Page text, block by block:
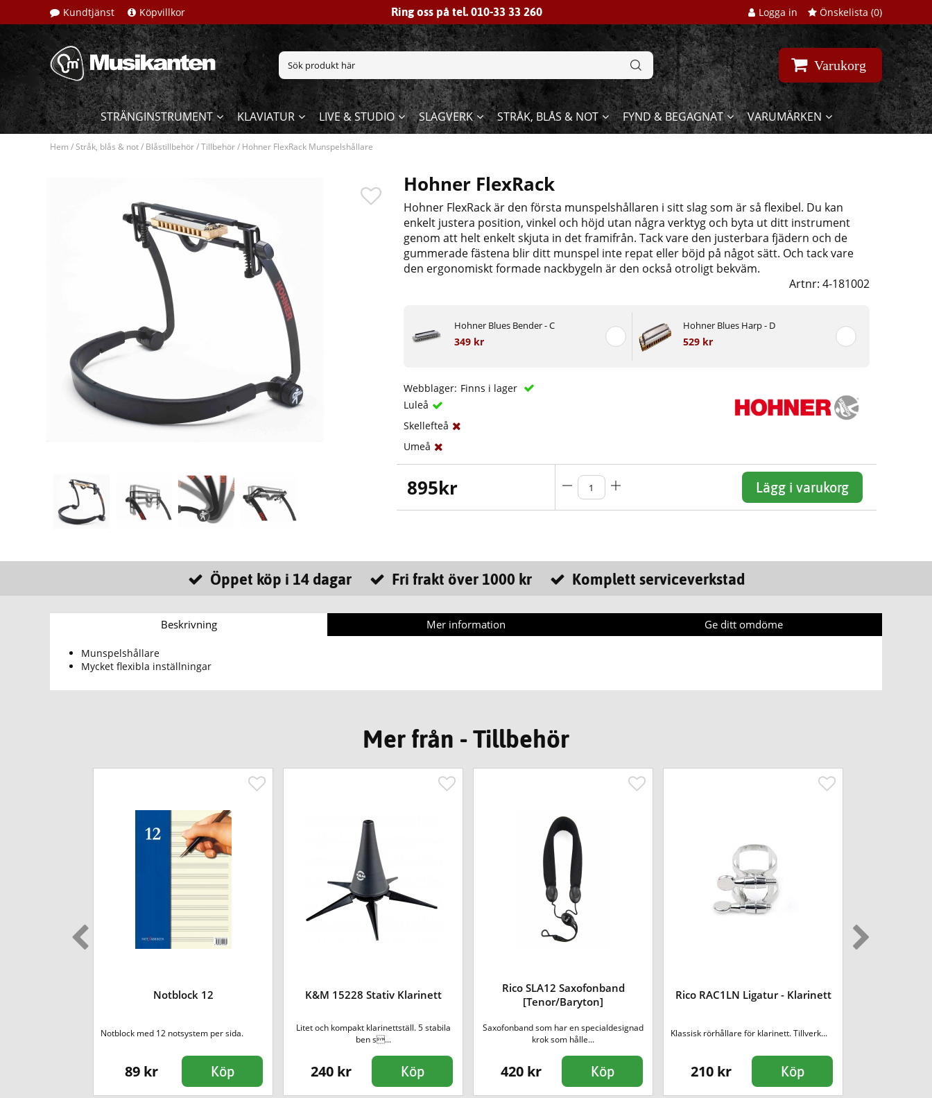
Kundtjänst Köpvillkor Ring oss på tel. 010-33 33 260 Logga in Önskelista (0)
Varukorg
STRÄNGINSTRUMENT KLAVIATUR LIVE & STUDIO SLAGVERK STRÅK, BLÅS & NOT FYND & BEGAGNAT VARUMÄRKEN
Hem /Stråk, blås & not/ Blåstillbehör/Tillbehör/ Hohner FlexRack Munspelshållare
Hohner FlexRack
Hohner FlexRack är den första munspelshållaren i sitt slag som är så flexibel. Du kan
enkelt justera position, vinkel och höjd utan några verktyg och byta ut ditt instrument
genom att helt enkelt skjuta in det framifrån. Tack vare den justerbara fjädern och de
gummerade fästena blir ditt munspel inte repat eller böjd på något sätt. Och tack vare
den ergonomiskt formade nackbygeln är den också otroligt bekväm.
Artnr: 4-181002
Hohner Blues Bender - C
349 kr
Hohner Blues Harp - D
529 kr
Webblager: Finns i lager
Luleå
Skellefteå
Umeå
895kr Lägg i varukorg
Öppet köp i 14 dagar Fri frakt över 1000 kr Komplett serviceverkstad
Beskrivning Mer information Ge ditt omdöme
Munspelshållare
Mycket flexibla inställningar
Mer från - Tillbehör
Notblock 12
Notblock med 12 notsystem per sida.
89 kr Köp
K&M 15228 Stativ Klarinett
Litet och kompakt klarinettställ. 5 stabila
ben s...
240 kr Köp
Rico SLA12 Saxofonband
[Tenor/Baryton]
Saxofonband som har en specialdesignad
krok som hålle...
420 kr Köp
Rico RAC1LN Ligatur - Klarinett
Klassisk rörhållare för klarinett. Tillverk...
210 kr Köp